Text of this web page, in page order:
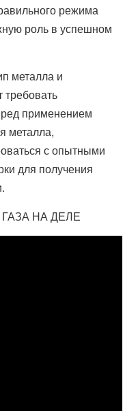
режима
роль в успешном
металла и
требовать
применением
металла,
с опытными
для получения
НА ДЕЛЕ